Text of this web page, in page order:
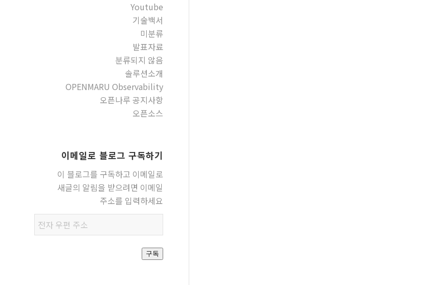
Youtube
기술백서
미분류
발표자료
분류되지 않음
솔루션소개
OPENMARU Observability
오픈나루 공지사항
오픈소스
이메일로 블로그 구독하기
이 블로그를 구독하고 이메일로
새글의 알림을 받으려면 이메일
주소를 입력하세요
우편
주소
구독